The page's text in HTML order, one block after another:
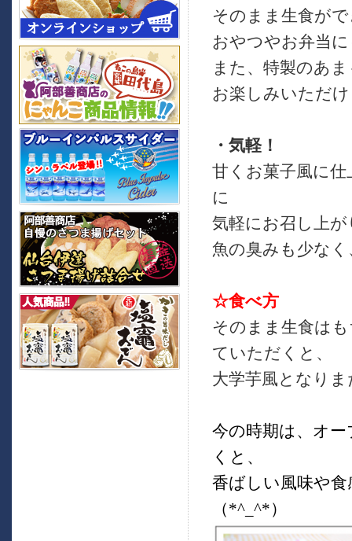
そのまま生食が
おやつやお弁当
また、特製のあ
お楽しみいただ
・気軽！
甘くお菓子風に
に
気軽にお召し上
魚の臭みも少な
☆食べ方
そのまま生食は
ていただくと、
大学芋風となり
今の時期は、オ
くと、
香ばしい風味や
（*^_^*）